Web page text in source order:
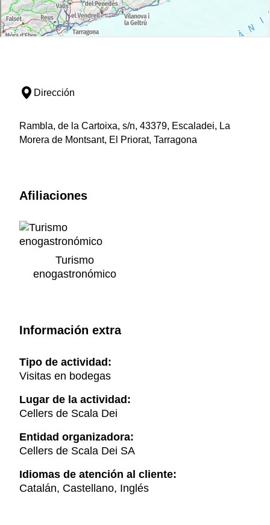
Dirección
Rambla, de la Cartoixa, s/n, 43379, Escaladei, La
Morera de Montsant, El Priorat, Tarragona
Afiliaciones
Turismo
enogastronómico
Información extra
Tipo de actividad:
Visitas en bodegas
Lugar de la actividad:
Cellers de Scala Dei
Entidad organizadora:
Cellers de Scala Dei SA
Idiomas de atención al cliente:
Catalán, Castellano, Inglés